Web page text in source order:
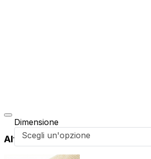
Dimensione
Scegli un'opzione
Altri prodotti di questa collezione